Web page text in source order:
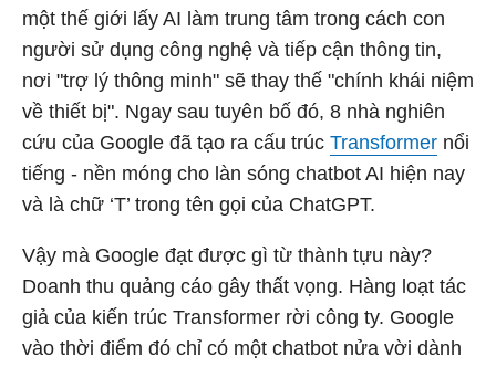
một thế giới lấy AI làm trung tâm trong cách con
người sử dụng công nghệ và tiếp cận thông tin,
nơi "trợ lý thông minh" sẽ thay thế "chính khái niệm
về thiết bị". Ngay sau tuyên bố đó, 8 nhà nghiên
cứu của Google đã tạo ra cấu trúc Transformer nổi
tiếng - nền móng cho làn sóng chatbot AI hiện nay
và là chữ ‘T’ trong tên gọi của ChatGPT.
Vậy mà Google đạt được gì từ thành tựu này?
Doanh thu quảng cáo gây thất vọng. Hàng loạt tác
giả của kiến trúc Transformer rời công ty. Google
vào thời điểm đó chỉ có một chatbot nửa vời dành